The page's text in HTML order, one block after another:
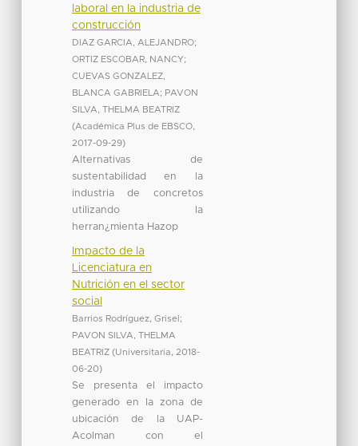
laboral en la industria de
construcción
DIAZ GARCIA, ALEJANDRO;
ORTIZ ESCOBAR, NANCY;
CUEVAS GONZALEZ,
BLANCA GABRIELA; PAVON
SILVA, THELMA BEATRIZ
(Académica Plus de EBSCO,
2017-09-29)
Alternativas de
sustentabilidad en la
industria de concretos
utilizando la
herran¿mienta Hazop
Impacto de la
Licenciatura en
Nutrición en el sector
social
Barrios Rodríguez, Grisel ;
PAVON SILVA, THELMA
BEATRIZ (Universitaria
2018-
06-20)
Se presenta el impacto
generado en la zona de
ubicación de la UAP-
Acolman con el